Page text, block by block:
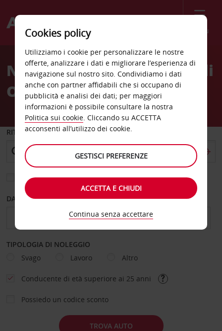
Menù
Welcome
AvisNoleggio auto aeroporto di
Oviedo Asturias
RITIRO DA
Scegli una località di riconsegna diversa
DAL GIORNO AL GIORNO
TIPOLOGIA DI NOLEGGIO
Svago
Lavoro Altro
Conducente di età superiore ai 25 anni
Possiedo un codice sconto
TROVA AUTO
Cookies policy
Utilizziamo i cookie per personalizzare le nostre
offerte, analizzare i dati e migliorare l’esperienza di
navigazione sul nostro sito. Condividiamo i dati
anche con partner affidabili che si occupano di
pubblicità e analisi dei dati; per maggiori
informazioni è possibile consultare la nostra
Politica sui cookie. Cliccando su ACCETTA
acconsenti all’utilizzo dei cookie.
GESTISCI PREFERENZE
ACCETTA E CHIUDI
Continua senza accettare